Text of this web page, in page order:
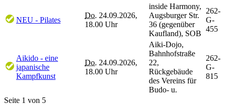
NEU - Pilates
Do. 24.09.2026,
18.00 Uhr
inside Harmony,
Augsburger Str.
36 (gegenüber
Kaufland), SOB
262-
G-
455
Aikido - eine
japanische
Kampfkunst
Do. 24.09.2026,
18.00 Uhr
Aiki-Dojo,
Bahnhofstraße
22,
Rückgebäude
des Vereins für
Budo- u.
262-
G-
815
Seite 1 von 5